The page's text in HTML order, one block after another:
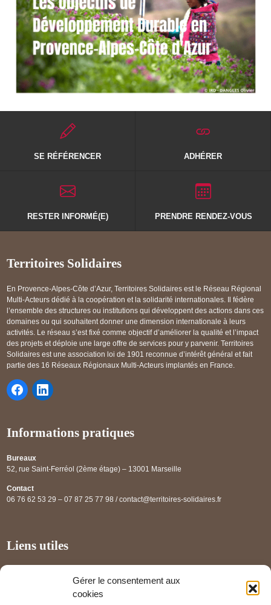
Gérer le consentement aux
cookies
SE RÉFÉRENCER ADHÉRER
RESTER INFORMÉ(E) PRENDRE RENDEZ-VOUS
Territoires Solidaires
En Provence-Alpes-Côte d’Azur, Territoires Solidaires est le Réseau Régional
Multi-Acteurs dédié à la coopération et la solidarité internationales. Il fédère
l’ensemble des structures ou institutions qui développent des actions dans ces
domaines ou qui souhaitent donner une dimension internationale à leurs
activités. Le réseau s’est fixé comme objectif d’améliorer la qualité et l’impact
des projets et déploie une large offre de services pour y parvenir. Territoires
Solidaires est une association loi de 1901 reconnue d’intérêt général et fait
partie des 16 Réseaux Régionaux Multi-Acteurs implantés en France.
Informations pratiques
Bureaux
52, rue Saint-Ferréol (2ème étage) – 13001 Marseille
Contact
06 76 62 53 29 – 07 87 25 77 98 / contact@territoires-solidaires.fr
Liens utiles
Panorama des projets